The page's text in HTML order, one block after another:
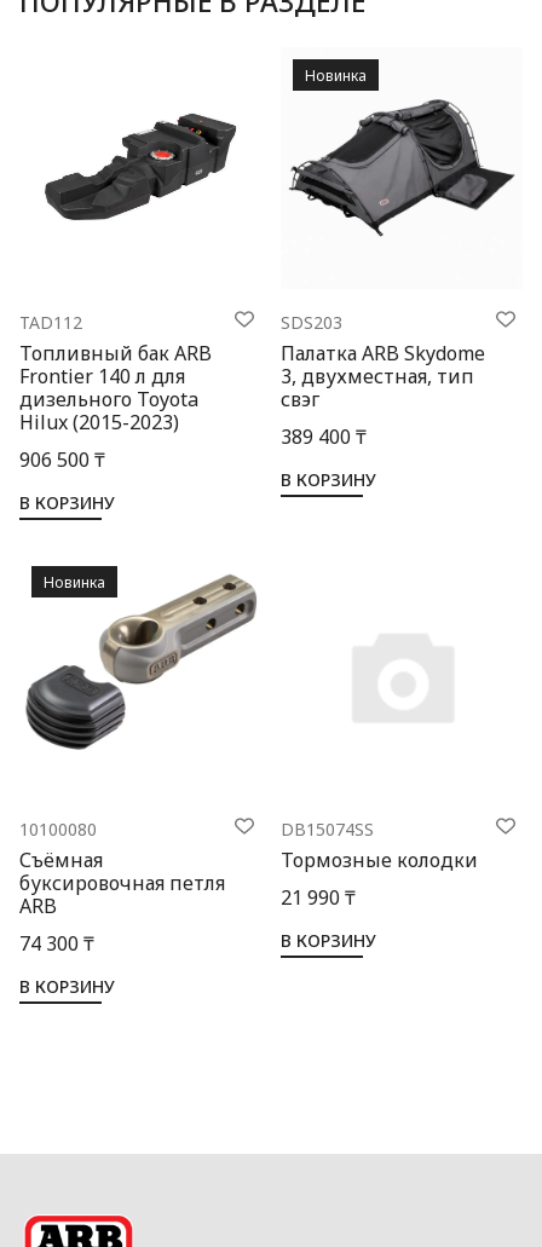
TAD112
Топливный бак ARB
Frontier 140 л для
дизельного Toyota
Hilux (2015-2023)
906 500 ₸
В КОРЗИНУ
SDS203
Палатка ARB Skydome
3, двухместная, тип
свэг
389 400 ₸
В КОРЗИНУ
Новинка
10100080
Съёмная
буксировочная петля
ARB
74 300 ₸
В КОРЗИНУ
Новинка
DB15074SS
Тормозные колодки
21 990 ₸
В КОРЗИНУ